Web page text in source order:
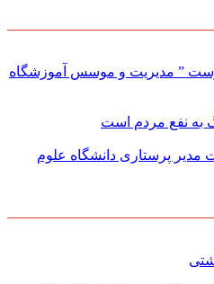
” مدیریت و موسس آموزشگاه
به نفع مردم است
مدیر پرستاری دانشگاه علوم